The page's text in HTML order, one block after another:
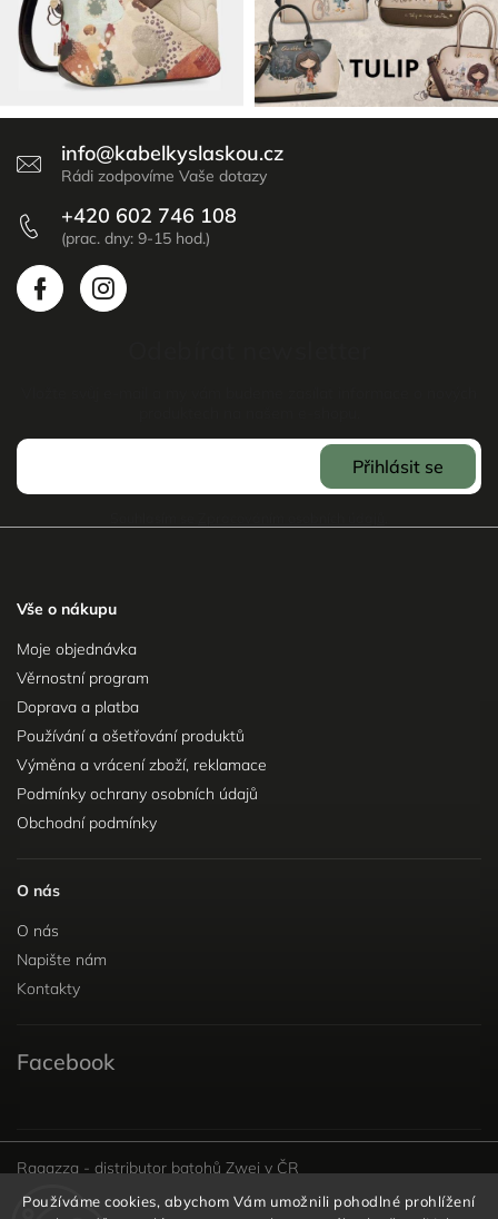
Používáme cookies, abychom Vám umožnili pohodlné prohlížení
info@kabelkyslaskou.cz
+420 602 746 108
Přihlásit se
Vše o nákupu
Moje objednávka
Věrnostní program
Doprava a platba
Používání a ošetřování produktů
Výměna a vrácení zboží, reklamace
Podmínky ochrany osobních údajů
Obchodní podmínky
O nás
O nás
Napište nám
Kontakty
Facebook
Ragazza - distributor batohů Zwei v ČR